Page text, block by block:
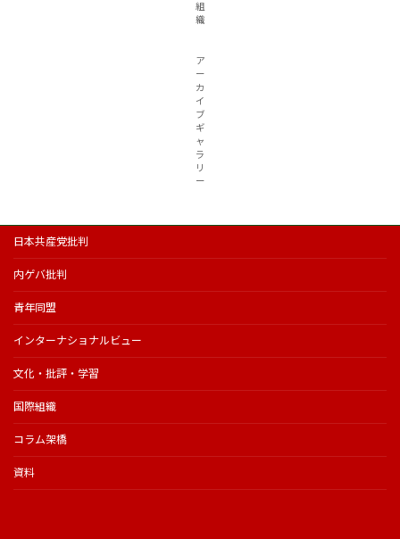
組
織
ア
ー
カ
イ
ブ
ギ
ャ
ラ
リ
ー
日本共産党批判
内ゲバ批判
青年同盟
インターナショナルビュー
文化・批評・学習
国際組織
コラム架橋
資料